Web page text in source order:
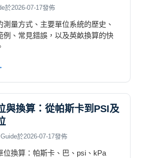
於2026-07-17發佈
測量方式、主要單位系統的歷史、
例、常見錯誤，以及英畝換算的快
與換算：從帕斯卡到PSI及
於2026-07-17發佈
位換算：帕斯卡、巴、psi、kPa